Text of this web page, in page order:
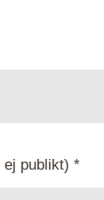
ej publikt) *